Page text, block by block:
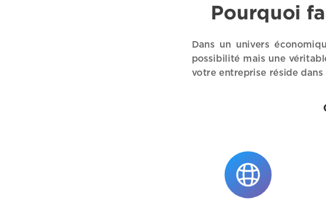
Pourquoi
Dans un univers
possibilité mais une
votre entreprise réside dans